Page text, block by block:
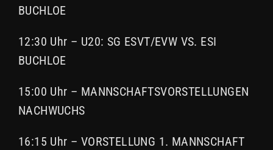
BUCHLOE
12:30 Uhr – U20: SG ESVT/EVW VS. ESI
BUCHLOE
15:00 Uhr – MANNSCHAFTSVORSTELLUNGEN
NACHWUCHS
16:15 Uhr – VORSTELLUNG 1. MANNSCHAFT